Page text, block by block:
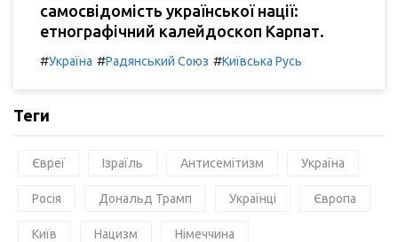
самосвідомість української нації:
етнографічний калейдоскоп Карпат.
#Україна #Радянський Союз #Київська Русь
Теги
Євреї Ізраїль Антисемітизм Україна
Росія Дональд Трамп Українці Європа
Київ Нацизм Німеччина